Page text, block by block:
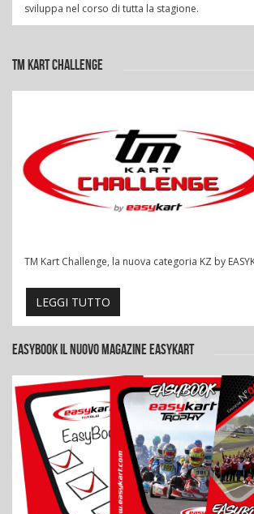
sviluppa nel corso di tutta la stagione.
TM KART CHALLENGE
TM Kart Challenge, la nuova categoria KZ by
LEGGI TUTTO
EASYBOOK IL NUOVO MAGAZINE EASYKART